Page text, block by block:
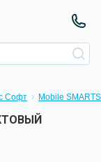
Софт Mobile